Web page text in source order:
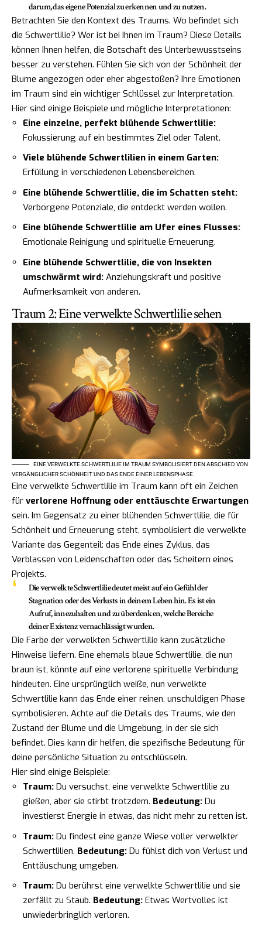
darum, das eigene Potenzial zu erkennen und zu nutzen.
Betrachten Sie den Kontext des Traums. Wo befindet sich
die Schwertlilie? Wer ist bei Ihnen im Traum? Diese Details
können Ihnen helfen, die Botschaft des Unterbewusstseins
besser zu verstehen. Fühlen Sie sich von der Schönheit der
Blume angezogen oder eher abgestoßen? Ihre Emotionen
im Traum sind ein wichtiger Schlüssel zur Interpretation.
Hier sind einige Beispiele und mögliche Interpretationen:
Eine einzelne, perfekt blühende Schwertlilie:
Fokussierung auf ein bestimmtes Ziel oder Talent.
Viele blühende Schwertlilien in einem Garten:
Erfüllung in verschiedenen Lebensbereichen.
Eine blühende Schwertlilie, die im Schatten steht:
Verborgene Potenziale, die entdeckt werden wollen.
Eine blühende Schwertlilie am Ufer eines Flusses:
Emotionale Reinigung und spirituelle Erneuerung.
Eine blühende Schwertlilie, die von Insekten
umschwärmt wird: Anziehungskraft und positive
Aufmerksamkeit von anderen.
Traum 2: Eine verwelkte Schwertlilie sehen
EINE VERWELKTE SCHWERTLILIE IM TRAUM SYMBOLISIERT DEN ABSCHIED VON
VERGÄNGLICHER SCHÖNHEIT UND DAS ENDE EINER LEBENSPHASE.
Eine verwelkte Schwertlilie im Traum kann oft ein Zeichen
für verlorene Hoffnung oder enttäuschte Erwartungen
sein. Im Gegensatz zu einer blühenden Schwertlilie, die für
Schönheit und Erneuerung steht, symbolisiert die verwelkte
Variante das Gegenteil: das Ende eines Zyklus, das
Verblassen von Leidenschaften oder das Scheitern eines
Projekts.
Die verwelkte Schwertlilie deutet meist auf ein Gefühl der
Stagnation oder des Verlustsin deinem Leben hin. Es ist ein
Aufruf, innezuhalten und zu überdenken, welche Bereiche
deiner Existenz vernachlässigt wurden.
Die Farbe der verwelkten Schwertlilie kann zusätzliche
Hinweise liefern. Eine ehemals blaue Schwertlilie, die nun
braun ist, könnte auf eine verlorene spirituelle Verbindung
hindeuten. Eine ursprünglich weiße, nun verwelkte
Schwertlilie kann das Ende einer reinen, unschuldigen Phase
symbolisieren. Achte auf die Details des Traums, wie den
Zustand der Blume und die Umgebung, in der sie sich
befindet. Dies kann dir helfen, die spezifische Bedeutung für
deine persönliche Situation zu entschlüsseln.
Hier sind einige Beispiele:
Traum: Du versuchst, eine verwelkte Schwertlilie zu
gießen, aber sie stirbt trotzdem. Bedeutung: Du
investierst Energie in etwas, das nicht mehr zu retten ist.
Traum: Du findest eine ganze Wiese voller verwelkter
Schwertlilien. Bedeutung: Du fühlst dich von Verlust und
Enttäuschung umgeben.
Traum: Du berührst eine verwelkte Schwertlilie und sie
zerfällt zu Staub. Bedeutung: Etwas Wertvolles ist
unwiederbringlich verloren.